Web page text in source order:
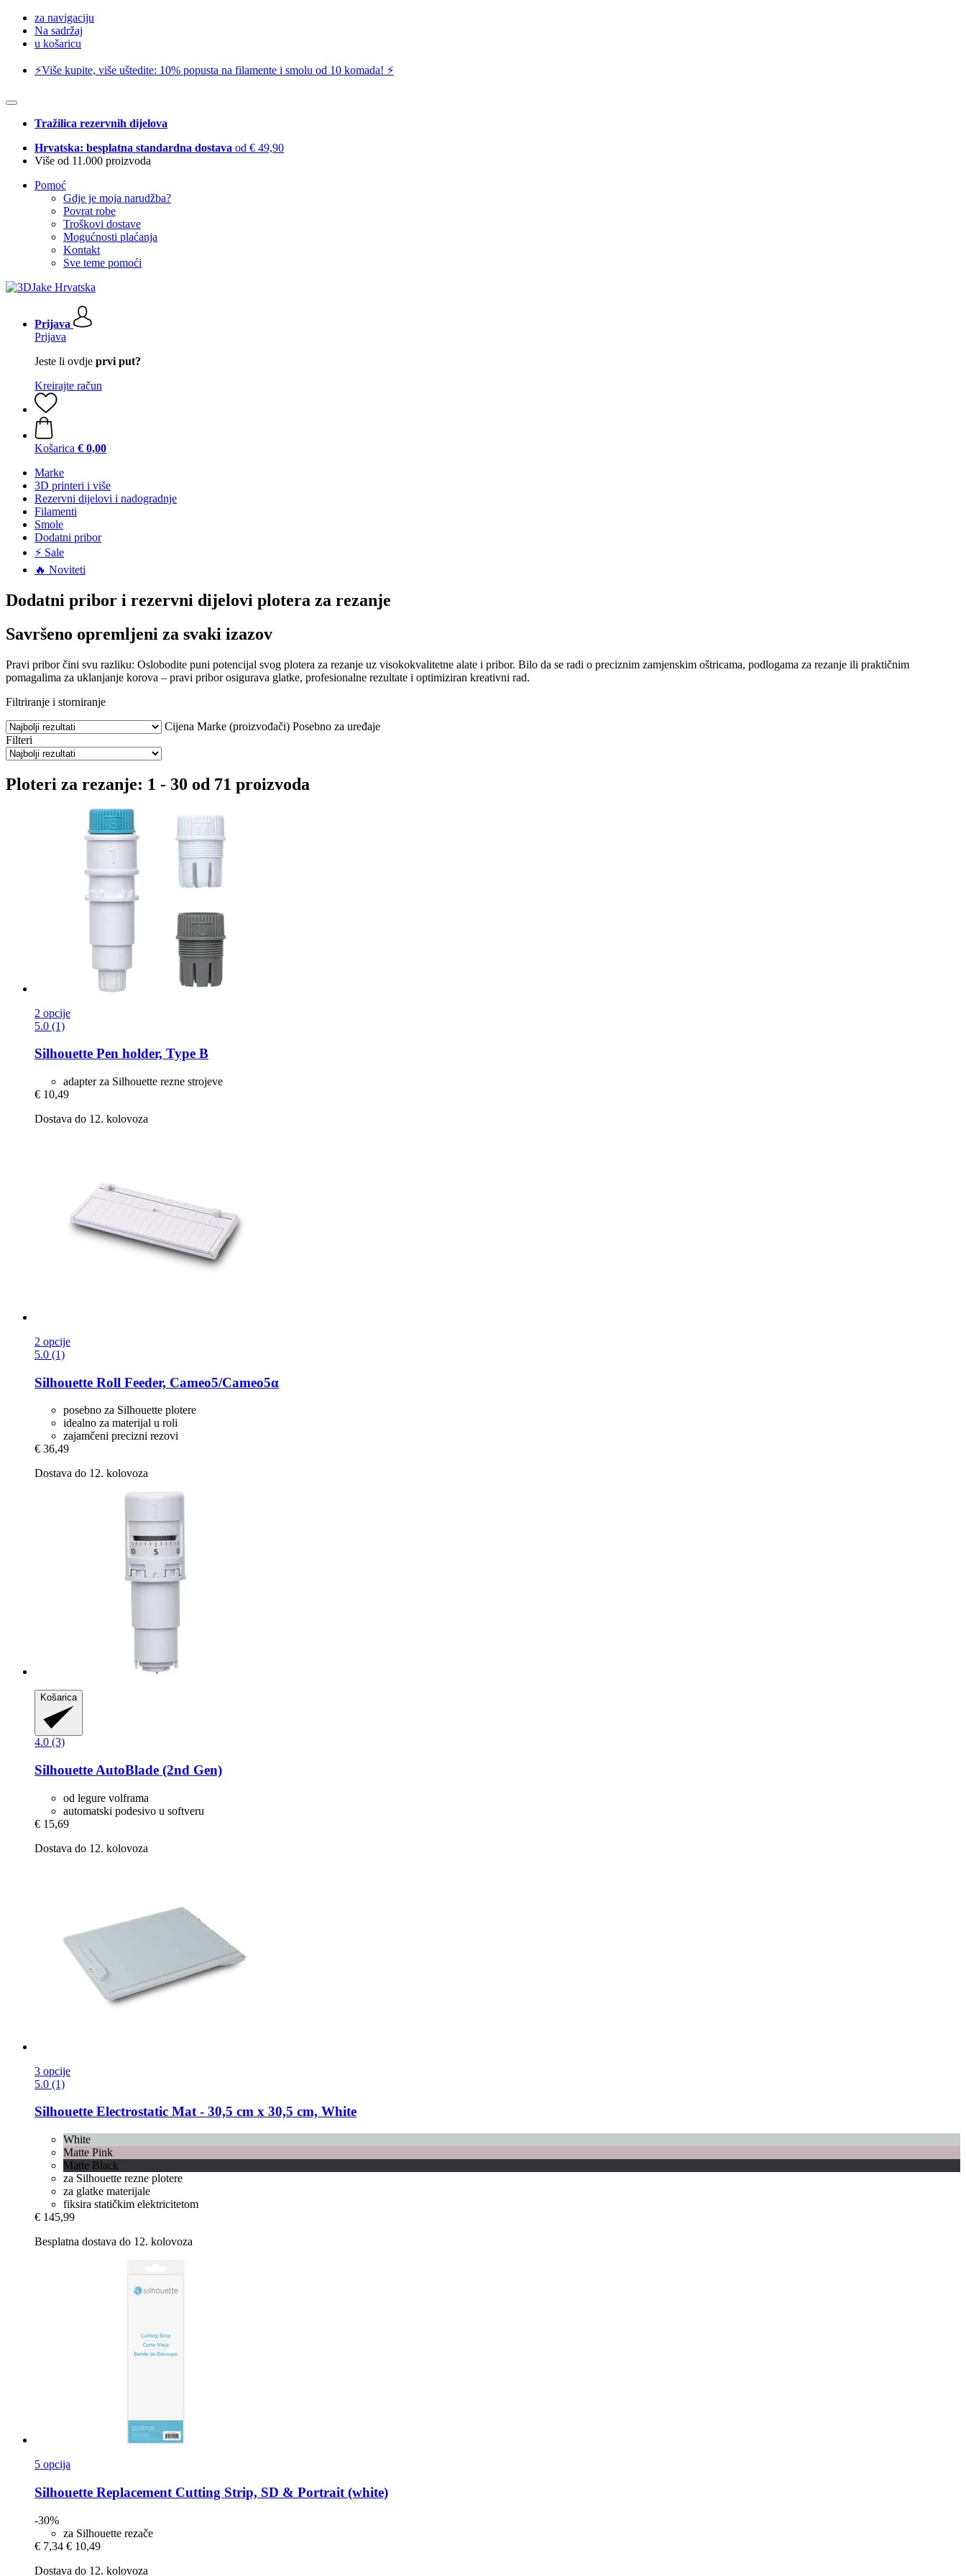
za navigaciju
Na sadržaj
u košaricu
⚡️Više kupite, više uštedite: 10% popusta na filamente i smolu od 10 komada! ⚡️
Tražilica rezervnih dijelova
Hrvatska: besplatna standardna dostava od € 49,90
Više od 11.000 proizvoda
Pomoć
Gdje je moja narudžba?
Povrat robe
Troškovi dostave
Mogućnosti plaćanja
Kontakt
Sve teme pomoći
Prijava
Prijava
Jeste li ovdje prvi put?
Kreirajte račun
Košarica € 0,00
Marke
3D printeri i više
Rezervni dijelovi i nadogradnje
Filamenti
Smole
Dodatni pribor
⚡ Sale
🔥 Noviteti
Dodatni pribor i rezervni dijelovi plotera za rezanje
Savršeno opremljeni za svaki izazov
Pravi pribor čini svu razliku: Oslobodite puni potencijal svog plotera za rezanje uz visokokvalitetne alate i pribor. Bilo da se radi o preciznim zamjenskim oštricama, podlogama za rezanje ili praktičnim
pomagalima za uklanjanje korova – pravi pribor osigurava glatke, profesionalne rezultate i optimiziran kreativni rad.
Filtriranje i storniranje
Cijena Marke (proizvođači) Posebno za uređaje
Filteri
Ploteri za rezanje: 1 - 30 od 71 proizvoda
2 opcije
5.0 (1)
Silhouette Pen holder, Type B
adapter za Silhouette rezne strojeve
€ 10,49
Dostava do 12. kolovoza
2 opcije
5.0 (1)
Silhouette Roll Feeder, Cameo5/Cameo5α
posebno za Silhouette plotere
idealno za materijal u roli
zajamčeni precizni rezovi
€ 36,49
Dostava do 12. kolovoza
Košarica
4.0 (3)
Silhouette AutoBlade (2nd Gen)
od legure volframa
automatski podesivo u softveru
€ 15,69
Dostava do 12. kolovoza
3 opcije
5.0 (1)
Silhouette Electrostatic Mat -​ 30,5 cm x 30,5 cm, White
White
Matte Pink
Matte Black
za Silhouette rezne plotere
za glatke materijale
fiksira statičkim elektricitetom
€ 145,99
Besplatna dostava do 12. kolovoza
5 opcija
Silhouette Replacement Cutting Strip, SD & Portrait (white)
-30%
za Silhouette rezače
€ 7,34 € 10,49
Dostava do 12. kolovoza